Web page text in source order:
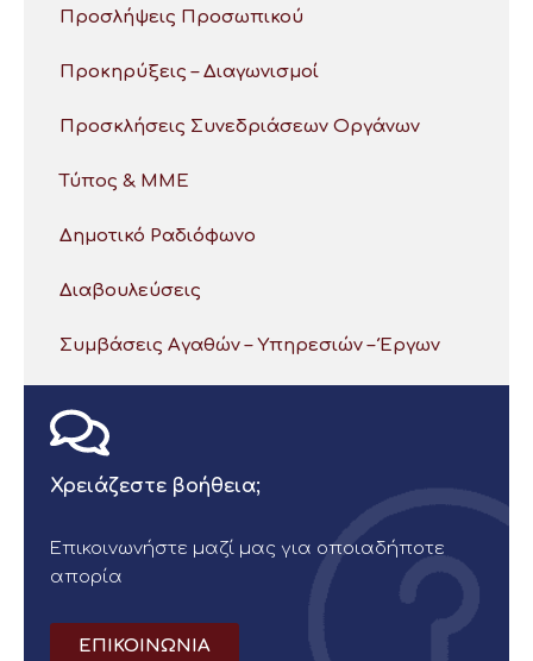
Προσλήψεις Προσωπικού
Προκηρύξεις – Διαγωνισμοί
Προσκλήσεις Συνεδριάσεων Οργάνων
Τύπος & ΜΜΕ
Δημοτικό Ραδιόφωνο
Διαβουλεύσεις
Συμβάσεις Αγαθών – Υπηρεσιών – Έργων
Χρειάζεστε βοήθεια;
Επικοινωνήστε μαζί μας για οποιαδήποτε
απορία
ΕΠΙΚΟΙΝΩΝΙΑ